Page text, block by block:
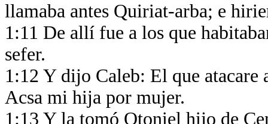
llamaba antes Quiriat-arba; e
1:11 De allí fue a los que
sefer.
1:12 Y dijo Caleb: El que
Acsa mi hija por mujer.
1:13 Y la tomó Otoniel hijo de